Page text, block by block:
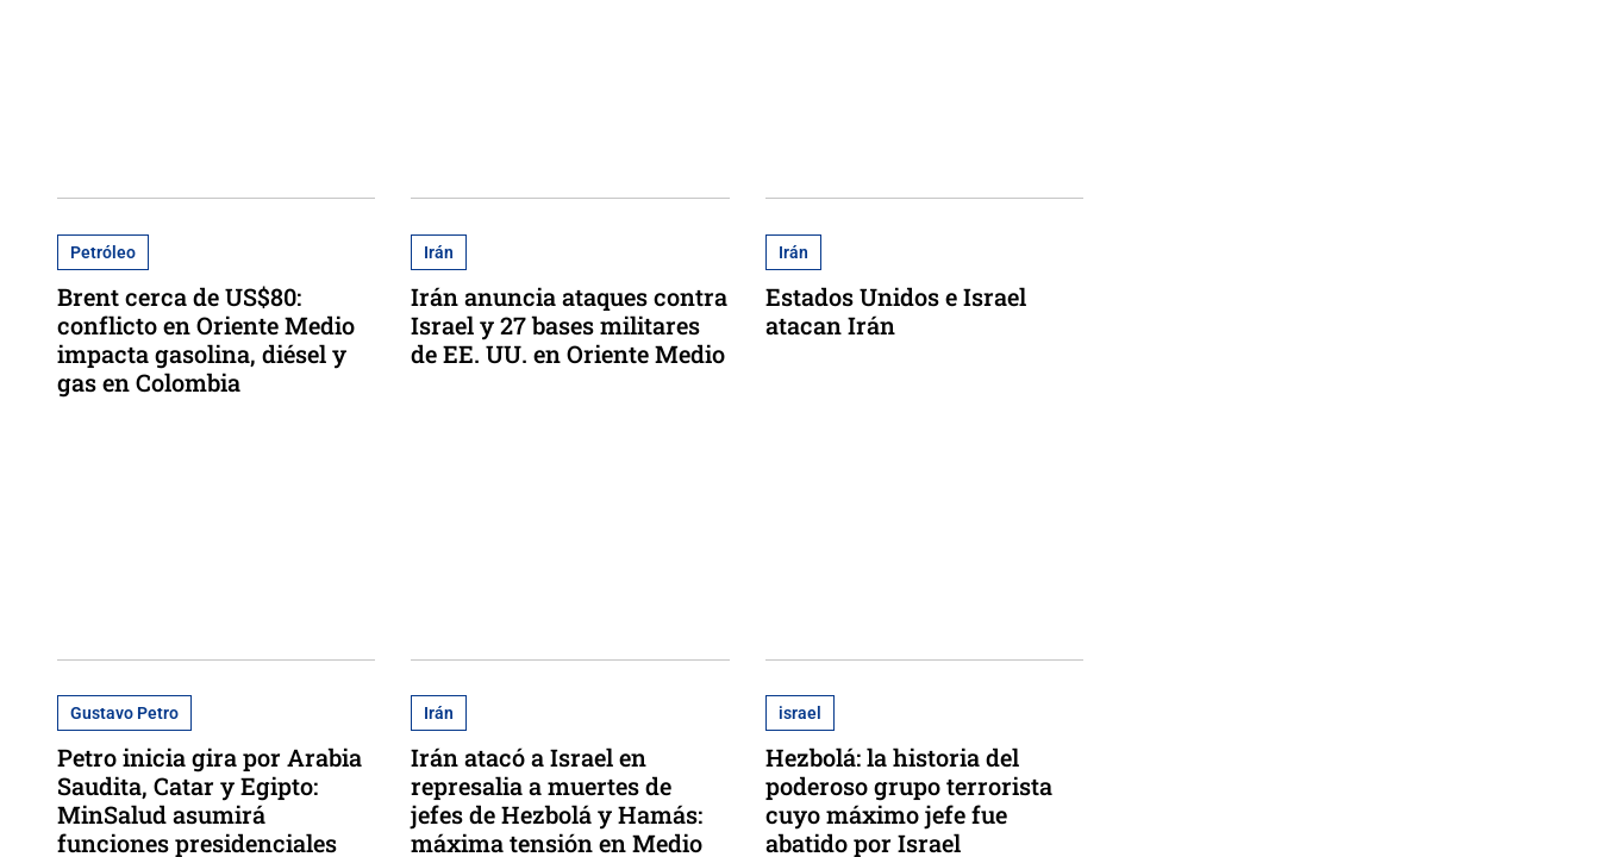
Petróleo
Brent cerca de US$80:
conflicto en Oriente Medio
impacta gasolina, diésel y
gas en Colombia
Irán
Irán anuncia ataques contra
Israel y 27 bases militares
de EE. UU. en Oriente Medio
Irán
Estados Unidos e Israel
atacan Irán
Gustavo Petro
Petro inicia gira por Arabia
Saudita, Catar y Egipto:
MinSalud asumirá
funciones presidenciales
Irán
Irán atacó a Israel en
represalia a muertes de
jefes de Hezbolá y Hamás:
máxima tensión en Medio
israel
Hezbolá: la historia del
poderoso grupo terrorista
cuyo máximo jefe fue
abatido por Israel